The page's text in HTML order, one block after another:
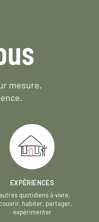
mesure,
EXPÉRIENCES
quotidiens à vivre,
habiter, partager,
expérimenter